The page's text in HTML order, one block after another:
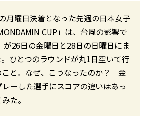
月曜日決着となった先週の日本女子
CUP」は、台風の影響で
が26日の金曜日と28日の日曜日にま
ひとつのラウンドが丸1日空いて行
こと。なぜ、こうなったのか？ 金
ーした選手にスコアの違いはあっ
た。